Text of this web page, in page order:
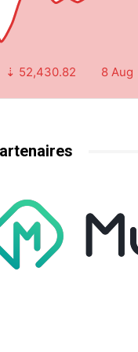
⇣ 52,430.82 8 Aug